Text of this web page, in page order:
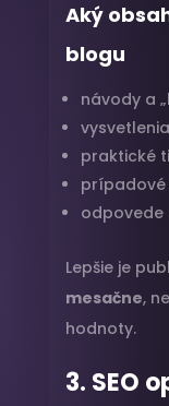
Aký
blogu
návody a
praktické
prípadové
odpovede
Lepšie je
mesačne,
hodnoty.
3. SEO